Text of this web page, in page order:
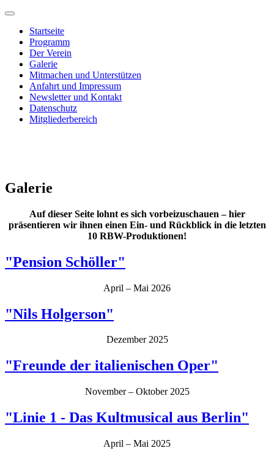
Startseite
Programm
Der Verein
Galerie
Mitmachen und Unterstützen
Anfahrt und Impressum
Newsletter und Kontakt
Datenschutz
Mitgliederbereich
Galerie
Auf dieser Seite lohnt es sich vorbeizuschauen – hier
präsentieren wir ihnen einen Ein- und Rückblick in die letzten
10 RBW-Produktionen!
"Pension Schöller"
April – Mai 2026
"Nils Holgerson"
Dezember 2025
"Freunde der italienischen Oper"
November – Oktober 2025
"Linie 1 - Das Kultmusical aus Berlin"
April – Mai 2025